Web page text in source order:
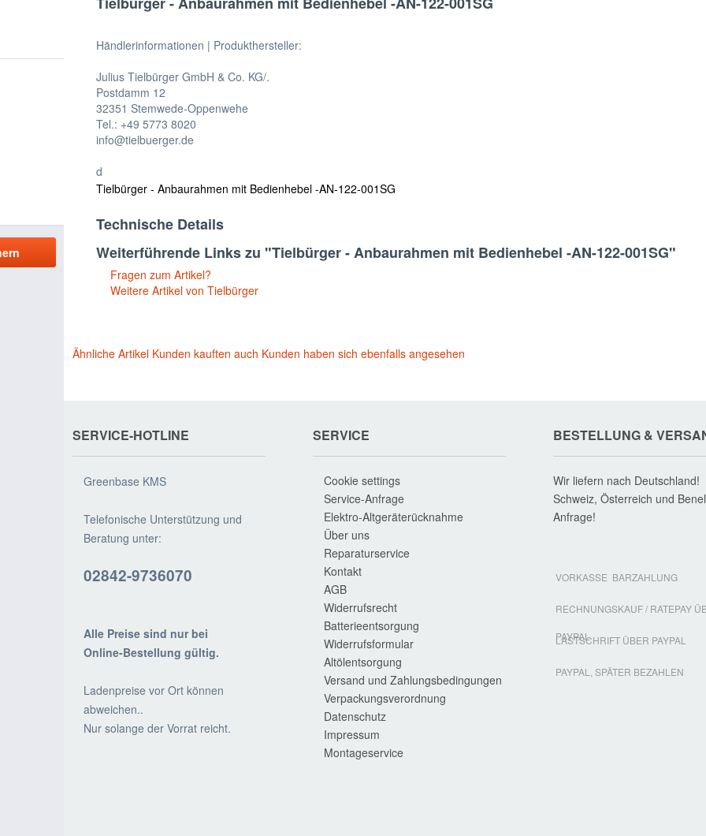
Händlerinformationen | Produkthersteller:
Julius Tielbürger GmbH & Co. KG/.
Postdamm 12
32351 Stemwede-Oppenwehe
Tel.: +49 5773 8020
info@tielbuerger.de
d
Tielbürger - Anbaurahmen mit Bedienhebel -AN-122-001SG
Technische Details
Weiterführende Links zu "Tielbürger - Anbaurahmen mit Bedienhebel -AN-122-001SG"
Fragen zum Artikel?
Weitere Artikel von Tielbürger
Ähnliche Artikel Kunden kauften auch Kunden haben sich ebenfalls angesehen
SERVICE-HOTLINE
Greenbase KMS
Telefonische Unterstützung und
Beratung unter:
02842-9736070
Alle Preise sind nur bei
Online-Bestellung gültig.
Ladenpreise vor Ort können
abweichen..
Nur solange der Vorrat reicht.
SERVICE
Cookie settings
Service-Anfrage
Elektro-Altgeräterücknahme
Über uns
Reparaturservice
Kontakt
AGB
Widerrufsrecht
Batterieentsorgung
Widerrufsformular
Altölentsorgung
Versand und Zahlungsbedingungen
Verpackungsverordnung
Datenschutz
Impressum
Montageservice
BESTELLUNG &
Wir liefern nach Deutschland!
Schweiz, Österreich und
Anfrage!
VORKASSE BARZAHLUNG
RECHNUNGSKAUF / RATEPAY
PAYPAL
LASTSCHRIFT ÜBER PAYPAL
PAYPAL, SPÄTER BEZAHLEN